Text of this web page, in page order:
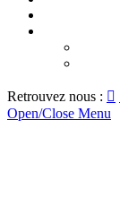
Retrouvez nous : 
Open/Close Menu